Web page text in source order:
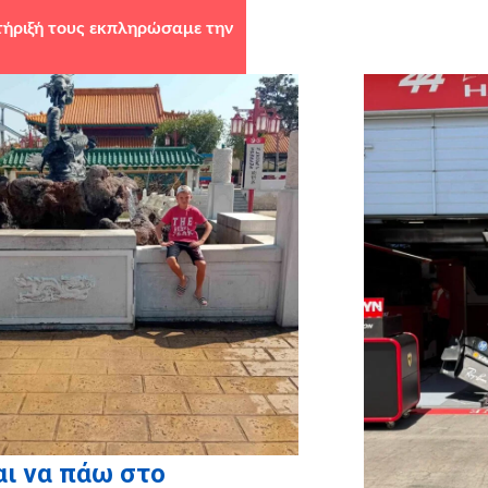
τους εκπληρώσαμε την
υποστηρικτές σε είδος:
να πάω στο